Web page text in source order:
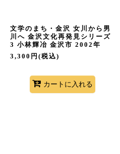
文学のまち・金沢 女川から男
川へ 金沢文化再発見シリーズ
3 小林輝冶 金沢市 2002年
3,300 円 (税込)
カートに入れる